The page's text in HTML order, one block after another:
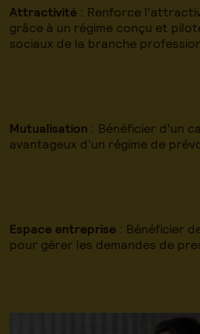
Attractivité : Renforce
grâce à un régime conçu et
sociaux de la branche
Mutualisation : Bénéficier d’un
avantageux d’un régime de
Espace entreprise : Bénéficier
pour gérer les demandes de